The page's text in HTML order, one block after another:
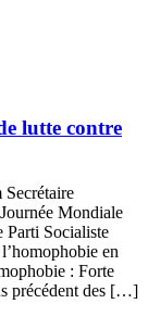
lutte contre
Mondiale
Parti Socialiste
en
: Forte
précédent des […]